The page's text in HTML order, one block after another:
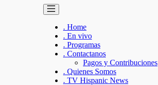
. Home
. En vivo
. Programas
. Contactanos
Pagos y Contribuciones
. Quienes Somos
. TV Hispanic News